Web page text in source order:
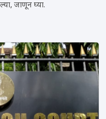
जाणून घ्या.